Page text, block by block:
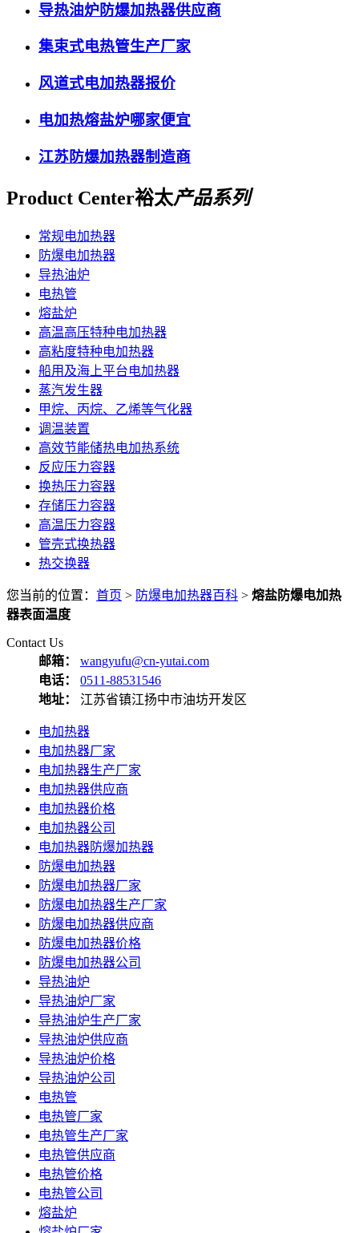
导热油炉防爆加热器供应商
集束式电热管生产厂家
风道式电加热器报价
电加热熔盐炉哪家便宜
江苏防爆加热器制造商
Product Center裕太产品系列
常规电加热器
防爆电加热器
导热油炉
电热管
熔盐炉
高温高压特种电加热器
高粘度特种电加热器
船用及海上平台电加热器
蒸汽发生器
甲烷、丙烷、乙烯等气化器
调温装置
高效节能储热电加热系统
反应压力容器
换热压力容器
存储压力容器
高温压力容器
管壳式换热器
热交换器
您当前的位置： 首页 > 防爆电加热器百科 > 熔盐防爆电加热
器表面温度
Contact Us
邮箱：
wangyufu@cn-yutai.com
电话：
0511-88531546
地址：
江苏省镇江扬中市油坊开发区
电加热器
电加热器厂家
电加热器生产厂家
电加热器供应商
电加热器价格
电加热器公司
电加热器防爆加热器
防爆电加热器
防爆电加热器厂家
防爆电加热器生产厂家
防爆电加热器供应商
防爆电加热器价格
防爆电加热器公司
导热油炉
导热油炉厂家
导热油炉生产厂家
导热油炉供应商
导热油炉价格
导热油炉公司
电热管
电热管厂家
电热管生产厂家
电热管供应商
电热管价格
电热管公司
熔盐炉